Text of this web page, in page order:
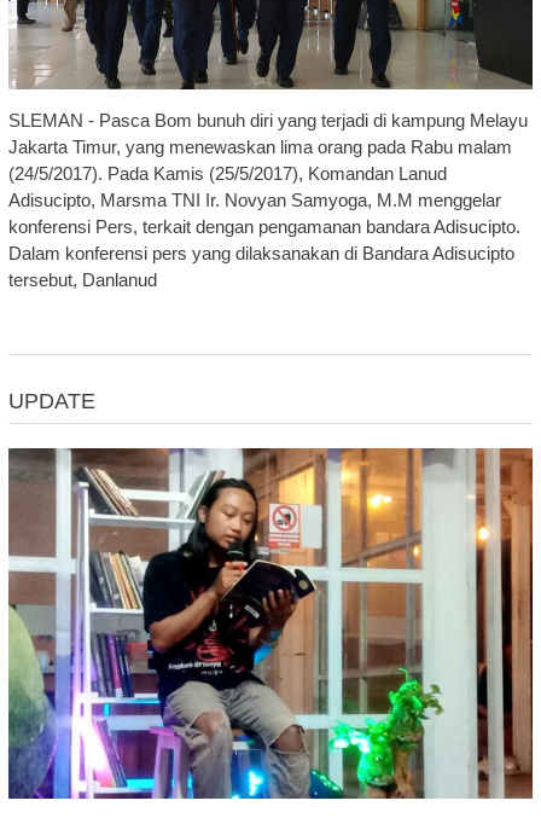
SLEMAN - Pasca Bom bunuh diri yang terjadi di kampung Melayu
Jakarta Timur, yang menewaskan lima orang pada Rabu malam
(24/5/2017). Pada Kamis (25/5/2017), Komandan Lanud
Adisucipto, Marsma TNI Ir. Novyan Samyoga, M.M menggelar
konferensi Pers, terkait dengan pengamanan bandara Adisucipto.
Dalam konferensi pers yang dilaksanakan di Bandara Adisucipto
tersebut, Danlanud
UPDATE